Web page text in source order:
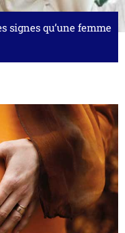
signes qu’une femme